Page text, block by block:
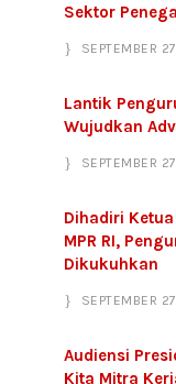
Sektor
SEPTEMBER
Lantik
Wujudkan
SEPTEMBER
Dihadiri
MPR RI,
Dikukuhkan
SEPTEMBER
Audiensi
Kita Mitra